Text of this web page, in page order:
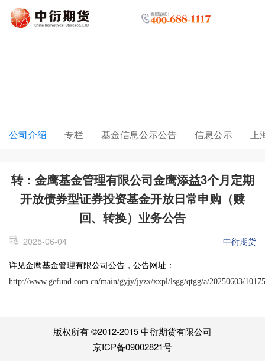
公司介绍 专栏 基金信息公示公告 信息公示 上
转：金鹰基金管理有限公司金鹰添益3个月定期
开放债券型证券投资基金开放日常申购（赎
回、转换）业务公告
2025-06-04 中衍期货
详见金鹰基金管理有限公司公告，公告网址：
http://www.gefund.com.cn/main/gyjy/jyzx/xxpl/lsgg/qtgg/a/20250603/
版权所有 ©2012-2015 中衍期货有限公司
京ICP备09002821号